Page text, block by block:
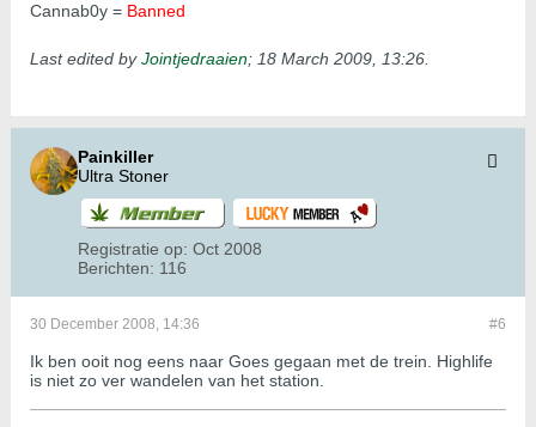
Cannab0y = Banned
Last edited byJointjedraaien; 18 March 2009, 13:26
Painkiller
Ultra Stoner
Registratie op: Oct 2008
Berichten: 116
#6
30 December 2008, 14:36
Ik ben ooit nog eens naar Goes gegaan met de trein. Highlife
is niet zo ver wandelen van het station.